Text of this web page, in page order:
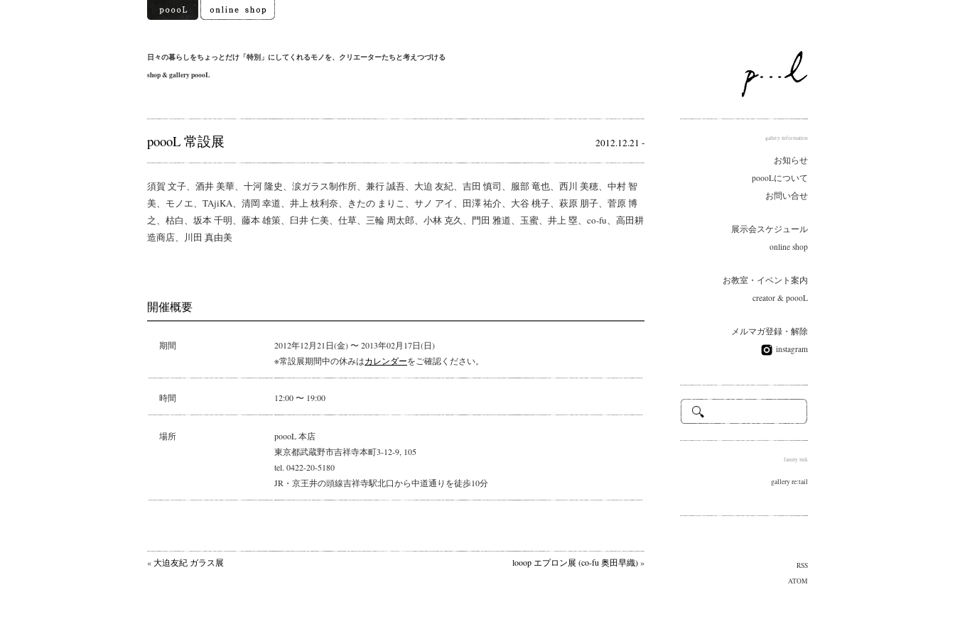
日々の暮らしをちょっとだけ「特別」にしてくれるモノを、クリエーターたちと考えつづける
shop & gallery poooL
poooL 常設展 2012.12.21 -
須賀 文子、酒井 美華、十河 隆史、涙ガラス制作所、兼行 誠吾、大迫 友紀、吉田 慎司、服部 竜也、西川 美穂、中村 智
美、モノエ、TAjiKA、清岡 幸道、井上 枝利奈、きたの まりこ、サノ アイ、田澤 祐介、大谷 桃子、萩原 朋子、菅原 博
之、枯白、坂本 千明、藤本 雄策、臼井 仁美、仕草、三輪 周太郎、小林 克久、門田 雅道、玉蜜、井上 塁、co-fu、高田耕
造商店、川田 真由美
開催概要
期間
2012年12月21日(金) 〜 2013年02月17日(日)
※常設展期間中の休みはカレンダーをご確認ください。
時間 12:00 〜 19:00
場所
poooL 本店
東京都武蔵野市吉祥寺本町3-12-9, 105
tel. 0422-20-5180
JR・京王井の頭線吉祥寺駅北口から中道通りを徒歩10分
«大迫友紀 ガラス展 looop エプロン展 (co-fu 奥田早織)»
gallery information
お知らせ
poooLについて
お問い合せ
展示会スケジュール
online shop
お教室・イベント案内
creator & poooL
メルマガ登録・解除
instagram
family link
gallery re:tail
RSS
ATOM